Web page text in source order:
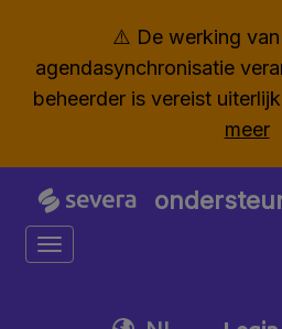
⚠️ De werking
agendasynchronisatie
beheerder is vereist
meer
Toggle navigation